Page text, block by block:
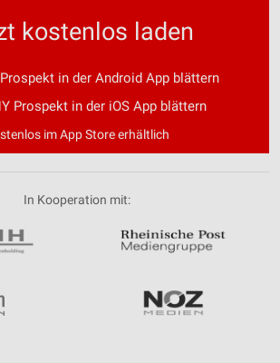
kostenlos laden
in der Android App blättern
Prospekt in der iOS App blättern
im App Store erhältlich
In Kooperation mit: